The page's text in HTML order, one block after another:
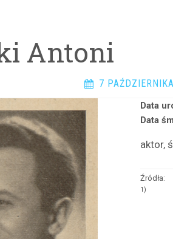
Antoni
7
Data
Data
aktor,
Źródła:
1)